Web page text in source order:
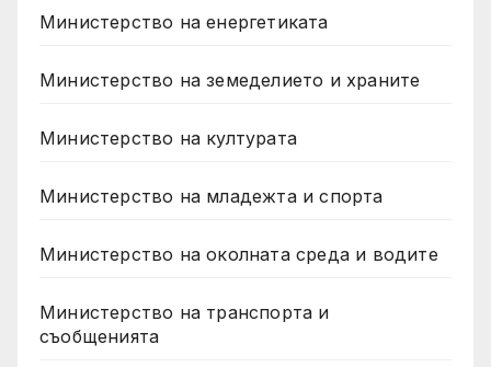
Министерство на енергетиката
Министерство на земеделието и храните
Министерство на културата
Министерство на младежта и спорта
Министерство на околната среда и водите
Министерство на транспорта и
съобщенията